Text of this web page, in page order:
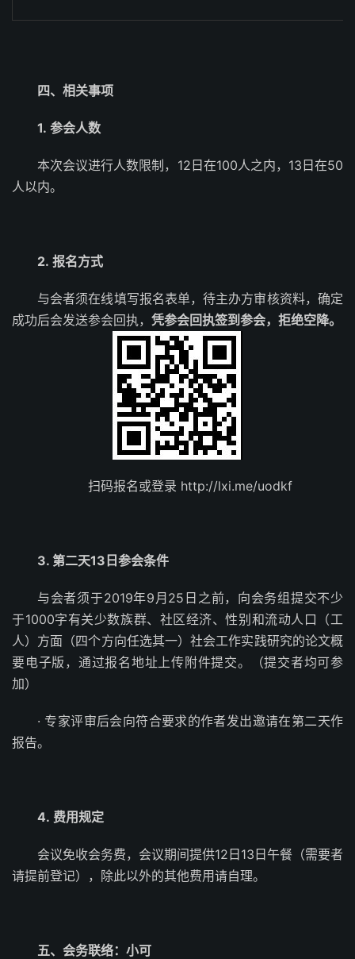
四、相关事项
1. 参会人数
本次会议进行人数限制，12日在100人之内，13日在50
人以内。
2. 报名方式
与会者须在线填写报名表单，待主办方审核资料，确定
成功后会发送参会回执， 凭参会回执签到参会，拒绝空降。
扫码报名或登录 http://lxi.me/uodkf
3. 第二天13日参会条件
与会者须于2019年9月25日之前，向会务组提交不少
于1000字有关少数族群、社区经济、性别和流动人口（工
人）方面（四个方向任选其一）社会工作实践研究的论文概
要电子版，通过报名地址上传附件提交。（提交者均可参
加）
· 专家评审后会向符合要求的作者发出邀请在第二天作
报告。
4. 费用规定
会议免收会务费，会议期间提供12日13日午餐（需要者
请提前登记），除此以外的其他费用请自理。
五、会务联络：小可